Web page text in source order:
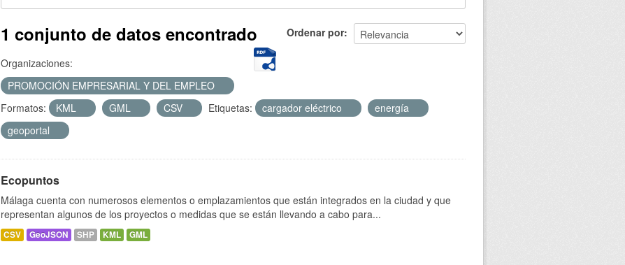
Ordenar por
1 conjunto de datos encontrado
Organizaciones:
PROMOCIÓN EMPRESARIAL Y DEL EMPLEO
Formatos:
KML GML CSV Etiquetas: cargador eléctrico
energía
geoportal
Ecopuntos
Málaga cuenta con numerosos elementos o emplazamientos que están integrados en la ciudad y que
representan algunos de los proyectos o medidas que se están llevando a cabo para...
CSV GeoJSON SHP KML GML